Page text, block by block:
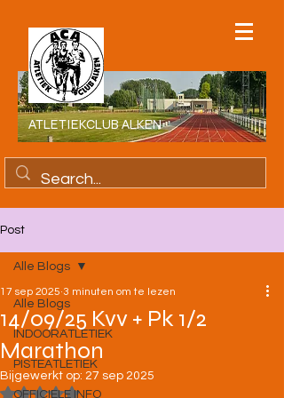
ATLETIEKCLUB ALKEN
Post
Alle Blogs
INDOORATLETIEK
PISTEATLETIEK
OFFICIELE INFO
Alle Blogs
14/09/25 Kvv + Pk 1/2
Marathon
17 sep 2025 3 minuten om te lezen
Bijgewerkt op: 27 sep 2025
Beoordeeld met NaN uit 5 sterren.